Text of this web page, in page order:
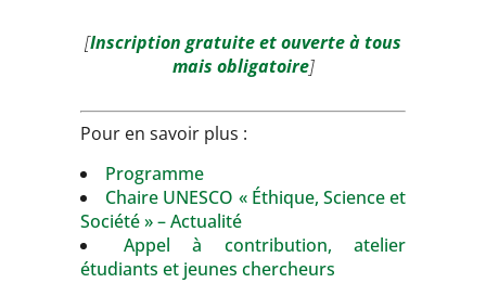
[Inscription gratuite et ouverte à tous
mais obligatoire]
Pour en savoir plus :
Programme
Chaire UNESCO « Éthique, Science et
Société » – Actualité
Appel à contribution, atelier
étudiants et jeunes chercheurs